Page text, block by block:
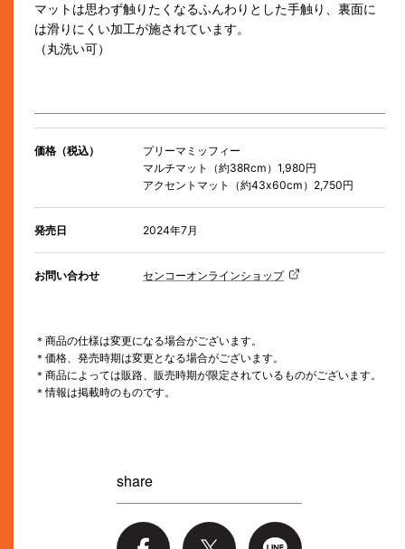
マットは思わず触りたくなるふんわりとした手触り、裏面に
は滑りにくい加工が施されています。
（丸洗い可）
価格（税込）
プリーマミッフィー
マルチマット（約38Rcm）1,980円
アクセントマット（約43x60cm）2,750円
発売日 2024年7月
お問い合わせ センコーオンラインショップ
＊商品の仕様は変更になる場合がございます。
＊価格、発売時期は変更となる場合がございます。
＊商品によっては販路、販売時期が限定されているものがございます。
＊情報は掲載時のものです。
share